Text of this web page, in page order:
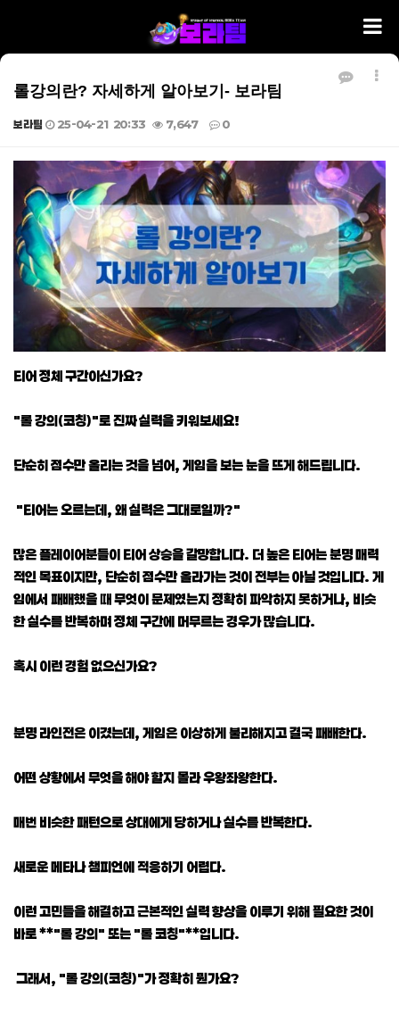
롤강의란? 자세하게 알아보기- 보라팀
보라팀 25-04-21 20:33 7,647 0
티어 정체 구간이신가요?
"롤 강의(코칭)"로 진짜 실력을 키워보세요!
단순히 점수만 올리는 것을 넘어, 게임을 보는 눈을 뜨게 해드립니다.
"티어는 오르는데, 왜 실력은 그대로일까?"
많은 플레이어분들이 티어 상승을 갈망합니다. 더 높은 티어는 분명 매력
적인 목표이지만, 단순히 점수만 올라가는 것이 전부는 아닐 것입니다. 게
임에서 패배했을 때 무엇이 문제였는지 정확히 파악하지 못하거나, 비슷
한 실수를 반복하며 정체 구간에 머무르는 경우가 많습니다.
혹시 이런 경험 없으신가요?
분명 라인전은 이겼는데, 게임은 이상하게 불리해지고 결국 패배한다.
어떤 상황에서 무엇을 해야 할지 몰라 우왕좌왕한다.
매번 비슷한 패턴으로 상대에게 당하거나 실수를 반복한다.
새로운 메타나 챔피언에 적응하기 어렵다.
이런 고민들을 해결하고 근본적인 실력 향상을 이루기 위해 필요한 것이
바로 **"롤 강의" 또는 "롤 코칭"**입니다.
그래서, "롤 강의(코칭)"가 정확히 뭔가요?